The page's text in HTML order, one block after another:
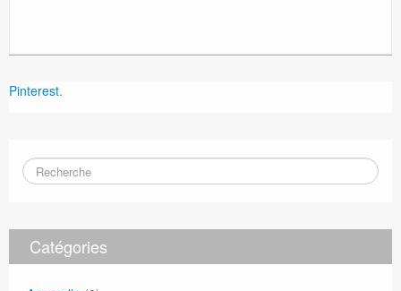
Pinterest.
Catégories